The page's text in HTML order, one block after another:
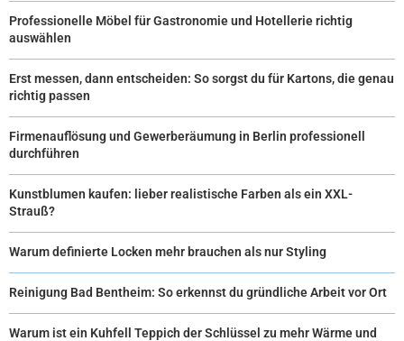
Professionelle Möbel für Gastronomie und Hotellerie richtig
auswählen
Erst messen, dann entscheiden: So sorgst du für Kartons, die genau
richtig passen
Firmenauflösung und Gewerberäumung in Berlin professionell
durchführen
Kunstblumen kaufen: lieber realistische Farben als ein XXL-
Strauß?
Warum definierte Locken mehr brauchen als nur Styling
Reinigung Bad Bentheim: So erkennst du gründliche Arbeit vor Ort
Warum ist ein Kuhfell Teppich der Schlüssel zu mehr Wärme und